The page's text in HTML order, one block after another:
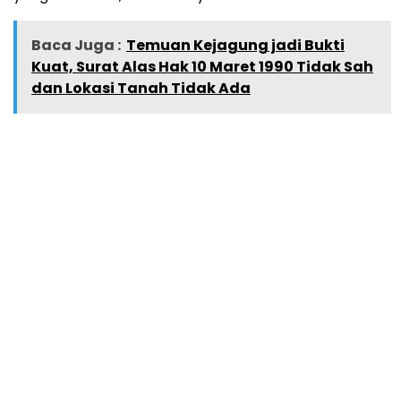
Baca Juga : Temuan Kejagung jadi Bukti
Kuat, Surat Alas Hak 10 Maret 1990 Tidak Sah
dan Lokasi Tanah Tidak Ada